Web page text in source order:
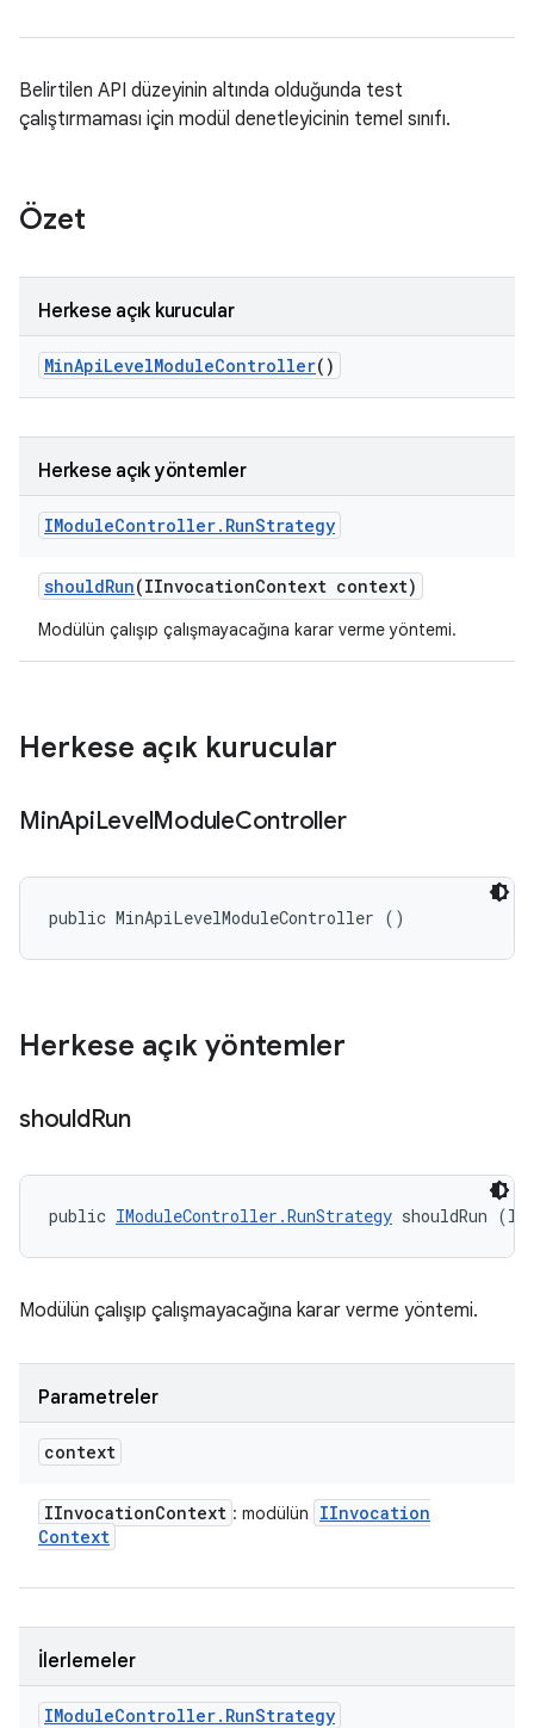
Belirtilen API düzeyinin altında olduğunda test
çalıştırmaması için modül denetleyicinin temel sınıfı.
Özet
Herkese açık kurucular
MinApiLevelModuleController()
Herkese açık yöntemler
IModuleController. RunStrategy
shouldRun(IInvocationContext context)
Modülün çalışıp çalışmayacağına karar verme yöntemi.
Herkese açık kurucular
MinApiLevelModuleController
public MinApiLevelModuleController ()
Herkese açık yöntemler
shouldRun
public IModuleController.RunStrategy shouldRun
Modülün çalışıp çalışmayacağına karar verme yöntemi.
Parametreler
context
IInvocationContext : modülün
IInvocation
Context
İlerlemeler
IModuleController. RunStrategy